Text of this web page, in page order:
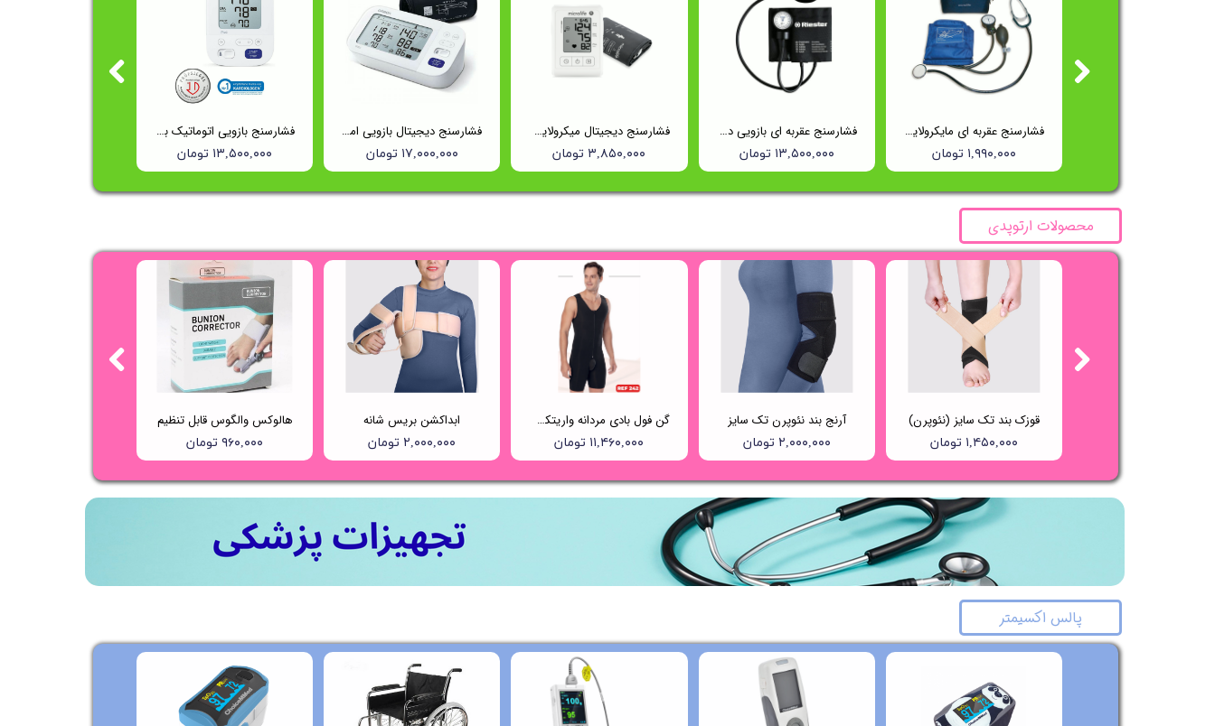
فشارسنج بازویی اتوماتیک با کاف پهن امرن (OMRON) مدل M3
۱۳,۵۰۰,۰۰۰ تومان
فشارسنج دیجیتال بازویی امرن مدل m6 comfort
۱۷,۰۰۰,۰۰۰ تومان
فشارسنج دیجیتال میکرولایف (Microlife) مدل BP B1 Classic
۳,۸۵۰,۰۰۰ تومان
فشارسنج عقربه ای بازویی دوشلنگه ریشتر (Reister) مدل 1350
۱۳,۵۰۰,۰۰۰ تومان
فشارسنج عقربه ای مایکرولایف (Microlife) مدل BP AG1-20
۱,۹۹۰,۰۰۰ تومان
جشنواره فروش ویژه به مناسبت روز مادر شروع شد
جشنواره فروش ویژه به مناسبت روز مادر شروع شد
جشنواره فروش ویژه به مناسبت روز مادر شروع شد
هالوکس والگوس قابل تنظیم
۹۶۰,۰۰۰ تومان
ابداکشن بریس شانه
۲,۰۰۰,۰۰۰ تومان
گن فول بادی مردانه واریتکس کد ۲۴۲
۱۱,۴۶۰,۰۰۰ تومان
آرنج بند نئوپرن تک سایز
۲,۰۰۰,۰۰۰ تومان
قوزک بند تک سایز (نئوپرن)
۱,۴۵۰,۰۰۰ تومان
محصولات ارتوپدی
پالس اکسیمتر